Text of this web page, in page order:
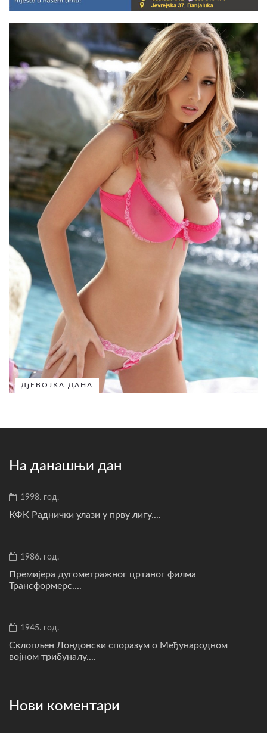
ДјЕВОЈКА ДАНА
На данашњи дан
1998. год.
КФК Раднички улази у прву лигу....
1986. год.
Премијера дугометражног цртаног филма
Трансформерс....
1945. год.
Склопљен Лондонски споразум о Међународном
војном трибуналу....
Нови коментари